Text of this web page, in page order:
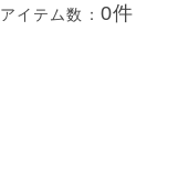
アイテム数： 0件